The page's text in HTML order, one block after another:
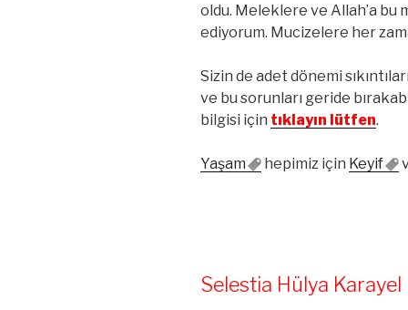
oldu. Meleklere ve Allah’a
ediyorum. Mucizelere her
Sizin de adet dönemi
ve bu sorunları geride
bilgisi için tıklayın lütfen.
Yaşam hepimiz için Keyif
Selestia Hülya Karayel